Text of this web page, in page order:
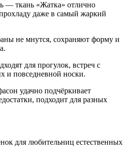
— ткань «Жатка» отлично
даже в самый жаркий
не мнутся, сохраняют форму и
для прогулок, встреч с
и повседневной носки.
удачно подчёркивает
подходит для разных
для любительниц естественных